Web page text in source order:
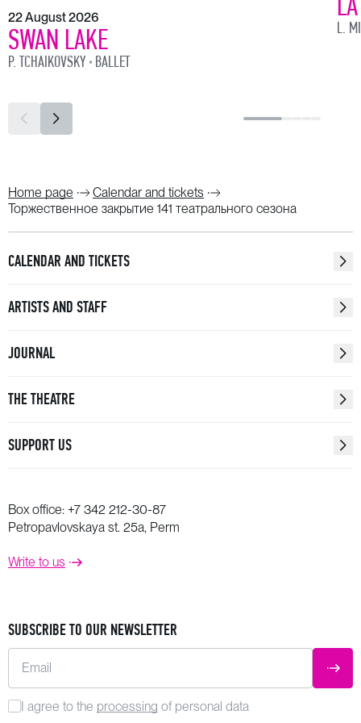
лауреат Всероссийского фестиваля-конкурса им.
В. Барсовой
Айсулу Хасанова
Ария Турандот из оперы «Турандот»
Лариса Келль и хор театра
«Размышление» из оперы «Таис»
Солистка (скрипка)
лауреат международных конкурсовДария
Зиатдинова,
Камиль Сен-Санс
лауреат Международного конкурса
Сергей Рахманинов
лауреат Национальной театральной премии
Сергей Прокофьев
лауреат Международного конкурса
Петр Чайковский
Хор и Симфонический оркестр театра
22 August 2026
SWAN LAKE
P. TCHAIKOVSKY BALLET
L.
Home page
Calendar and tickets
Торжественное закрытие 141 театрального сезона
CALENDAR AND TICKETS
ARTISTS AND STAFF
JOURNAL
THE THEATRE
SUPPORT US
Box office: +7 342 212-30-87
Petropavlovskaya st. 25a, Perm
Write to us
SUBSCRIBE TO OUR NEWSLETTER
Email
I agree to the processing of personal data